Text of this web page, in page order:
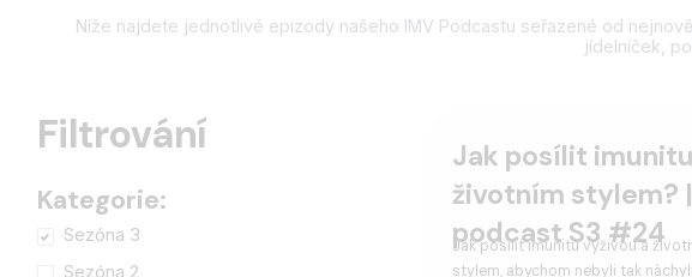
Níže najdete jednotlivé epizody našeho IMV Podcastu seřazené od
jídelníček,
Filtrování
Kategorie:
Sezóna 3
Sezóna 2
Jak posílit imunitu
životním stylem?
podcast S3 #24
Jak posílit imunitu výživou a
stylem, abychom nebyli tak